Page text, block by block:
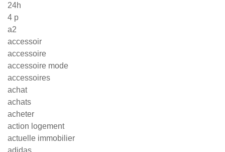
24h
4 p
a2
accessoir
accessoire
accessoire mode
accessoires
achat
achats
acheter
action logement
actuelle immobilier
adidas